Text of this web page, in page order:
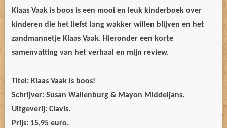
Klaas Vaak is boos is een mooi en leuk kinderboek over
kinderen die het liefst lang wakker willen blijven en het
zandmannetje Klaas Vaak. Hieronder een korte
samenvatting van het verhaal en mijn review.
Titel: Klaas Vaak is boos!
Schrijver: Susan Wallenburg & Mayon Middeljans.
Uitgeverij: Clavis.
Prijs: 15,95 euro.